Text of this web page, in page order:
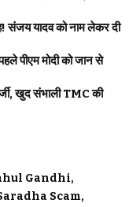
संजय यादव को नाम लेकर दी
पीएम मोदी को जान से
खुद संभाली TMC की
Gandhi
Scam